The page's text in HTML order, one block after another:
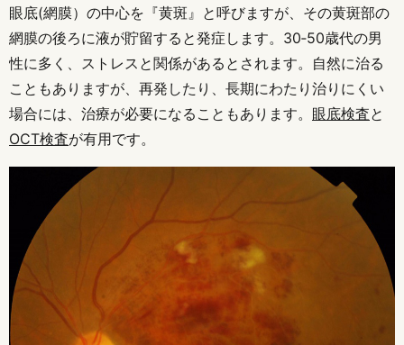
眼底(網膜）の中心を『黄斑』と呼びますが、その黄斑部の
網膜の後ろに液が貯留すると発症します。30‐50歳代の男
性に多く、ストレスと関係があるとされます。自然に治る
こともありますが、再発したり、長期にわたり治りにくい
場合には、治療が必要になることもあります。 眼底検査と
OCT検査が有用です。